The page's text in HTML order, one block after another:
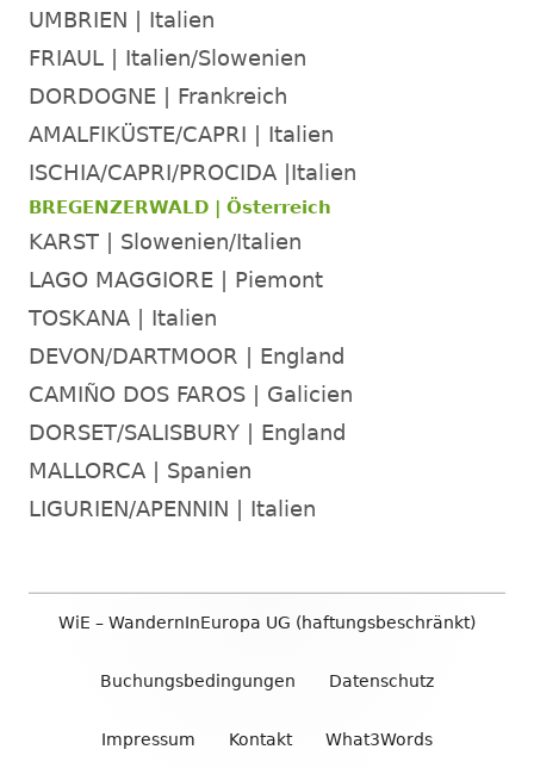
UMBRIEN | Italien
FRIAUL | Italien/Slowenien
DORDOGNE | Frankreich
AMALFIKÜSTE/CAPRI | Italien
ISCHIA/CAPRI/PROCIDA |Italien
BREGENZERWALD | Österreich
KARST | Slowenien/Italien
LAGO MAGGIORE | Piemont
TOSKANA | Italien
DEVON/DARTMOOR | England
CAMIÑO DOS FAROS | Galicien
DORSET/SALISBURY | England
MALLORCA | Spanien
LIGURIEN/APENNIN | Italien
Footer
WiE – WandernInEuropa UG (haftungsbeschränkt)
Buchungsbedingungen Datenschutz
Impressum Kontakt What3Words